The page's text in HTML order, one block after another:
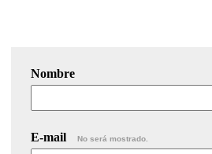
Nombre
E-mail No será mostrado.